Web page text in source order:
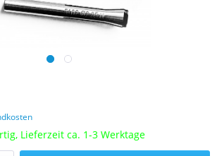
Lieferzeit ca. 1-3 Werktage